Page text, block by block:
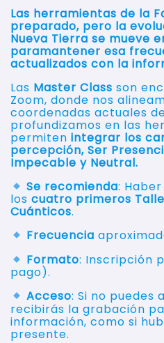
Las herramientas de la
preparado, pero la
Nueva Tierra se mueve
paramantener esa
actualizados con la
Las Master Class son
Zoom, donde nos
coordenadas actuales
profundizamos en las
permiten integrar los
percepción, Ser
Impecable y Neutral.
Se recomienda:
los cuatro primeros
Cuánticos.
Frecuencia
Formato: Inscripción
pago).
Acceso: Si no puedes
recibirás la grabación
información, como si
presente.